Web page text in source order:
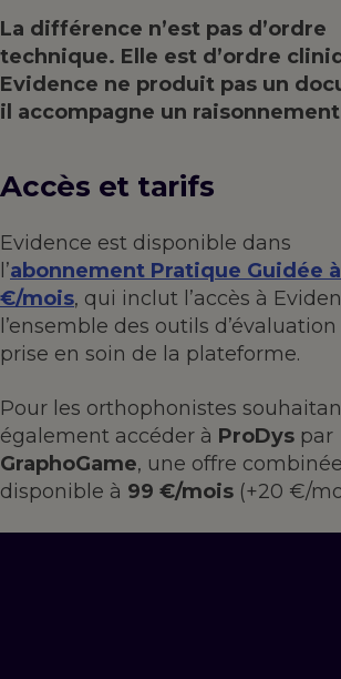
La différence n’est pas d’ordre
technique. Elle est d’ordre
Evidence ne produit pas un
il accompagne un
Accès et tarifs
Evidence est disponible dans
l’abonnement Pratique Guidée
€/mois, qui inclut l’accès à
l’ensemble des outils
prise en soin de la plateforme.
Pour les orthophonistes
également accéder à ProDys par
GraphoGame, une offre
disponible à 99 €/mois (+20 €/